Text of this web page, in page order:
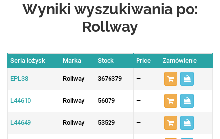
Wyniki wyszukiwania po:
Rollway
Seria łożysk Marka Stock Price Zamówienie
EPL38 Rollway 3676379 —
L44610 Rollway 56079 —
L44649 Rollway 53529 —